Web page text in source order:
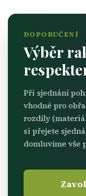
DOPORUČENÍ
Výběr
Při sjednání
vhodné pro
rozdíly
si přejete
domluvíme vše